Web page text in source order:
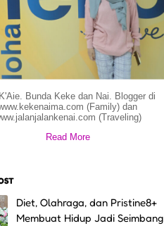
Bunda Keke dan Nai. Blogger di
(Family) dan
(Traveling)
Read More
Diet, Olahraga, dan Pristine8+
Membuat Hidup Jadi Seimbang